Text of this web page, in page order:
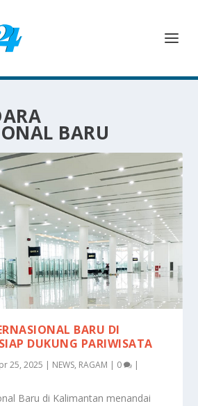
BARU
BARU DI
DUKUNG PARIWISATA
25, 2025 | NEWS, RAGAM | 0 |
Baru di Kalimantan menandai